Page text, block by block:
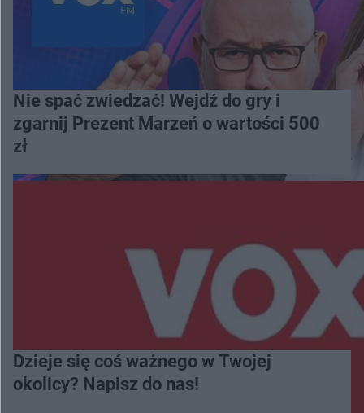
Nie spać zwiedzać! Wejdź do gry i
zgarnij Prezent Marzeń o wartości 500
zł
Dzieje się coś ważnego w Twojej
okolicy? Napisz do nas!